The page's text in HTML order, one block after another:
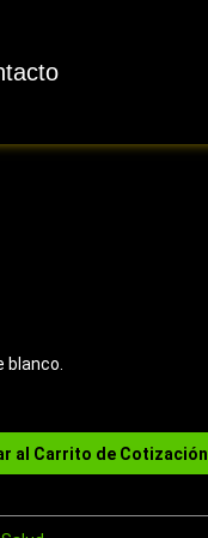
blanco.
al Carrito de Cotización